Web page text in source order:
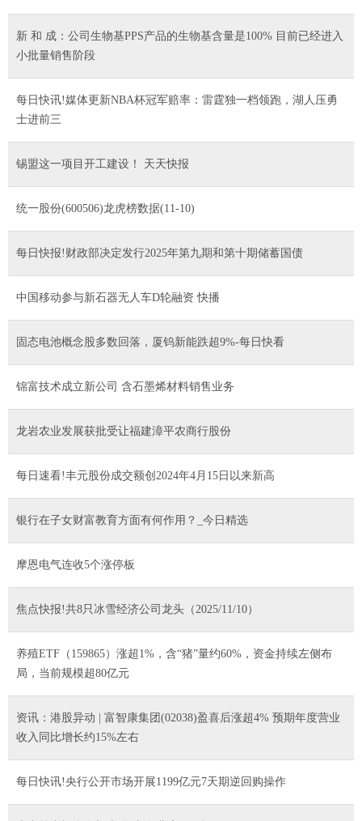
新 和 成：公司生物基PPS产品的生物基含量是100% 目前已经进入
小批量销售阶段
每日快讯!媒体更新NBA杯冠军赔率：雷霆独一档领跑，湖人压勇
士进前三
锡盟这一项目开工建设！ 天天快报
统一股份(600506)龙虎榜数据(11-10)
每日快报!财政部决定发行2025年第九期和第十期储蓄国债
中国移动参与新石器无人车D轮融资 快播
固态电池概念股多数回落，厦钨新能跌超9%-每日快看
锦富技术成立新公司 含石墨烯材料销售业务
龙岩农业发展获批受让福建漳平农商行股份
每日速看!丰元股份成交额创2024年4月15日以来新高
银行在子女财富教育方面有何作用？_今日精选
摩恩电气连收5个涨停板
焦点快报!共8只冰雪经济公司龙头（2025/11/10）
养殖ETF（159865）涨超1%，含“猪”量约60%，资金持续左侧布
局，当前规模超80亿元
资讯：港股异动 | 富智康集团(02038)盈喜后涨超4% 预期年度营业
收入同比增长约15%左右
每日快讯!央行公开市场开展1199亿元7天期逆回购操作